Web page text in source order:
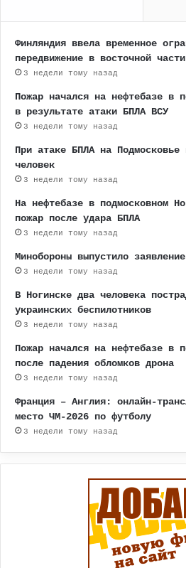
Финляндия ввела временное
передвижение в восточной
3 недели тому назад
Пожар начался на нефтебазе в
в результате атаки БПЛА ВСУ
3 недели тому назад
При атаке БПЛА на Подмосковье
человек
3 недели тому назад
На нефтебазе в подмосковном
пожар после удара БПЛА
3 недели тому назад
Минобороны выпустило
3 недели тому назад
В Ногинске два человека
украинских беспилотников
3 недели тому назад
Пожар начался на нефтебазе в
после падения обломков дрона
3 недели тому назад
Франция – Англия: онлайн-
место ЧМ-2026 по футболу
3 недели тому назад